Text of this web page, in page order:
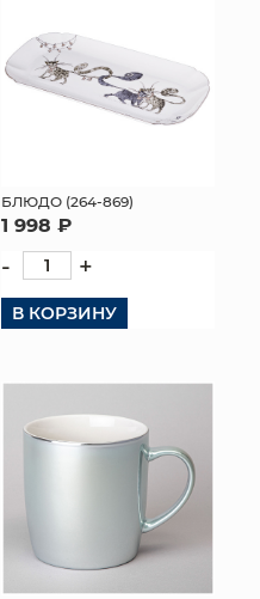
БЛЮДО (264-869)
1 998 ₽
- +
В КОРЗИНУ